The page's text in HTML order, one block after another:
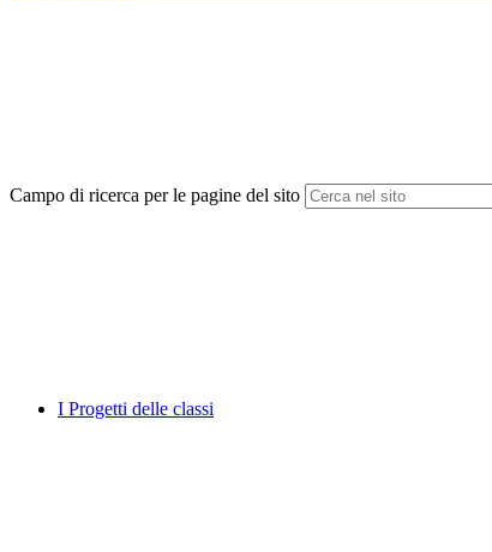
Campo di ricerca per le pagine del sito
I Progetti delle classi